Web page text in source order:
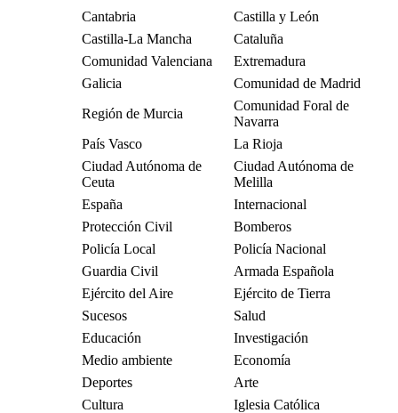
Cantabria
Castilla y León
Castilla-La Mancha
Cataluña
Comunidad Valenciana
Extremadura
Galicia
Comunidad de Madrid
Región de Murcia
Comunidad Foral de
Navarra
País Vasco
La Rioja
Ciudad Autónoma de
Ceuta
Ciudad Autónoma de
Melilla
España
Internacional
Protección Civil
Bomberos
Policía Local
Policía Nacional
Guardia Civil
Armada Española
Ejército del Aire
Ejército de Tierra
Sucesos
Salud
Educación
Investigación
Medio ambiente
Economía
Deportes
Arte
Cultura
Iglesia Católica